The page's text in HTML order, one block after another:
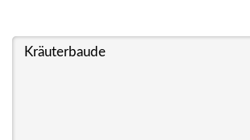
Kräuterbaude